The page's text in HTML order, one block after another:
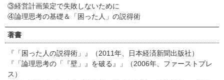
③経営計画策定で失敗しないために
④論理思考の基礎＆「困った人」の説得術
著書
『「困った人の説得術」』（2011年、日本経済新聞出版社）
『「論理思考の「『壁」』を破る』」（2006年、ファーストプレ
ス）